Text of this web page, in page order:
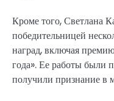
Кроме того, Светлана
победительницей
наград, включая
года». Ее работы были
получили признание в